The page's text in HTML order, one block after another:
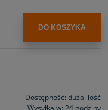
DO KOSZYKA
Dostępność: duża ilość
Wysyłka w: 24 godziny